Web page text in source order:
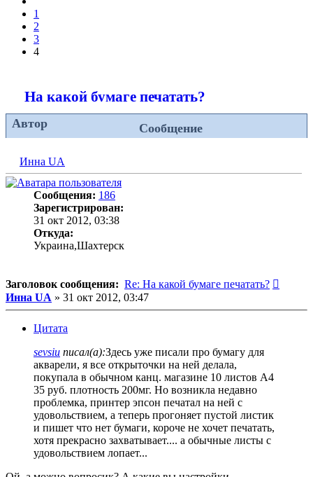
1
2
3
4
На какой бумаге печатать?
Автор Сообщение
Инна UA
Сообщения: 186
Зарегистрирован:
31 окт 2012, 03:38
Откуда:
Украина,Шахтерск
Заголовок сообщения: Re: На какой бумаге печатать?
Инна UA » 31 окт 2012, 03:47
Цитата
sevsiu писал(а):Здесь уже писали про бумагу для
акварели, я все открыточки на ней делала,
покупала в обычном канц. магазине 10 листов А4
35 руб. плотность 200мг. Но возникла недавно
проблемка, принтер эпсон печатал на ней с
удовольствием, а теперь прогоняет пустой листик
и пишет что нет бумаги, короче не хочет печатать,
хотя прекрасно захватывает.... а обычные листы с
удовольствием лопает...